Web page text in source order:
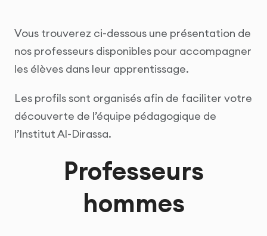
Vous trouverez ci-dessous une présentation de
nos professeurs disponibles pour accompagner
les élèves dans leur apprentissage.
Les profils sont organisés afin de faciliter votre
découverte de l’équipe pédagogique de
l’Institut Al-Dirassa.
Professeurs
hommes